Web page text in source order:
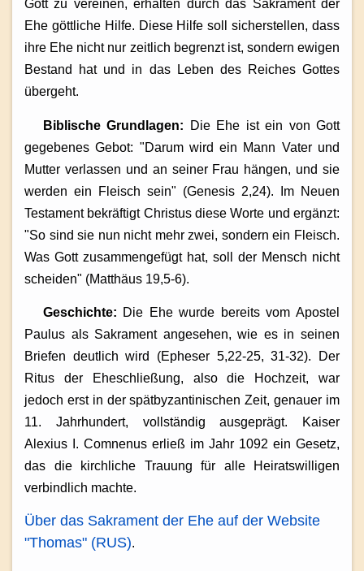
Gott zu vereinen, erhalten durch das Sakrament der
Ehe göttliche Hilfe. Diese Hilfe soll sicherstellen, dass
ihre Ehe nicht nur zeitlich begrenzt ist, sondern ewigen
Bestand hat und in das Leben des Reiches Gottes
übergeht.
Biblische Grundlagen: Die Ehe ist ein von Gott
gegebenes Gebot: "Darum wird ein Mann Vater und
Mutter verlassen und an seiner Frau hängen, und sie
werden ein Fleisch sein" (Genesis 2,24). Im Neuen
Testament bekräftigt Christus diese Worte und ergänzt:
"So sind sie nun nicht mehr zwei, sondern ein Fleisch.
Was Gott zusammengefügt hat, soll der Mensch nicht
scheiden" (Matthäus 19,5-6).
Geschichte: Die Ehe wurde bereits vom Apostel
Paulus als Sakrament angesehen, wie es in seinen
Briefen deutlich wird (Epheser 5,22-25, 31-32). Der
Ritus der Eheschließung, also die Hochzeit, war
jedoch erst in der spätbyzantinischen Zeit, genauer im
11. Jahrhundert, vollständig ausgeprägt. Kaiser
Alexius I. Comnenus erließ im Jahr 1092 ein Gesetz,
das die kirchliche Trauung für alle Heiratswilligen
verbindlich machte.
Über das Sakrament der Ehe auf der Website
"Thomas" (RUS).